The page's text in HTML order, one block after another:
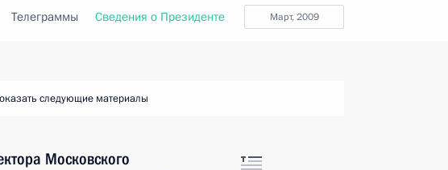
март, 2009
Телеграммы Сведения о Президенте
следующие материалы
Московского